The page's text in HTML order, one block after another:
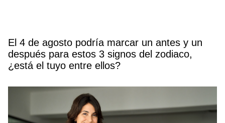
El 4 de agosto podría marcar un antes y un
después para estos 3 signos del zodiaco,
¿está el tuyo entre ellos?